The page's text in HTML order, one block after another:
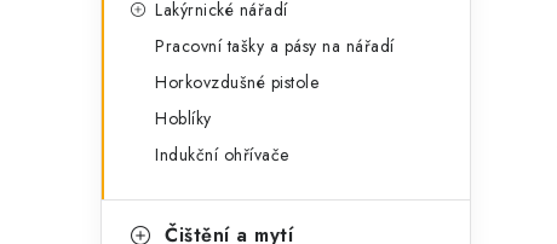
Lakýrnické nářadí
Pracovní tašky a pásy na nářadí
Horkovzdušné pistole
Hoblíky
Indukční ohřívače
Čištění a mytí